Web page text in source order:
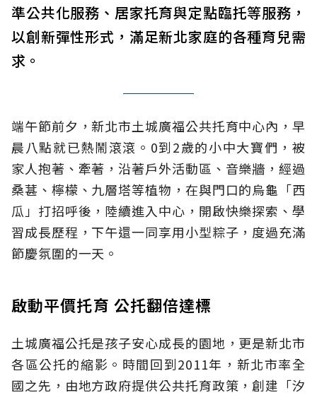
準公共化服務、居家托育與定點臨托等服務，
以創新彈性形式，滿足新北家庭的各種育兒需
求。
端午節前夕，新北市土城廣福公共托育中心內，早
晨八點就已熱鬧滾滾。0到2歲的小中大寶們，被
家人抱著、牽著，沿著戶外活動區、音樂牆，經過
桑葚、檸檬、九層塔等植物，在與門口的烏龜「西
瓜」打招呼後，陸續進入中心，開啟快樂探索、學
習成長歷程，下午還一同享用小型粽子，度過充滿
節慶氛圍的一天。
啟動平價托育 公托翻倍達標
土城廣福公托是孩子安心成長的園地，更是新北市
各區公托的縮影。時間回到2011年，新北市率全
國之先，由地方政府提供公共托育政策，創建「汐